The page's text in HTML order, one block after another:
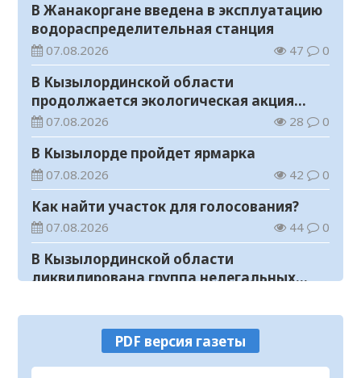
В Жанакоргане введена в эксплуатацию
водораспределительная станция
07.08.2026 47 0
В Кызылординской области
продолжается экологическая акция
«Таза Қазақстан»
07.08.2026 28 0
В Кызылорде пройдет ярмарка
07.08.2026 42 0
Как найти участок для голосования?
07.08.2026 44 0
В Кызылординской области
ликвидирована группа нелегальных
Аким области ознакомился с работой
племенного хозяйства в
Жанакорганском районе
07.08.2026 80 0
PDF версия газеты